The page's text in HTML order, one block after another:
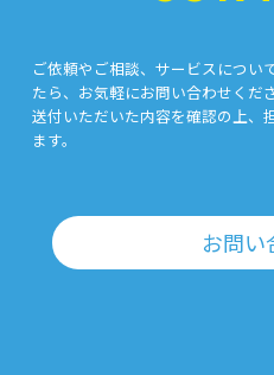
ご依頼やご相談、サービスについ
たら、お気軽にお問い合わせくださ
送付いただいた内容を確認の上、
ます。
お問い